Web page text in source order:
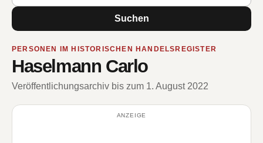
Suchen
PERSONEN IM HISTORISCHEN HANDELSREGISTER
Haselmann Carlo
Veröffentlichungsarchiv bis zum 1. August 2022
ANZEIGE